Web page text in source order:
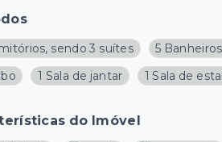
sendo 3 suítes 5 Banheiros
1 Sala de jantar 1 Sala de
do Imóvel